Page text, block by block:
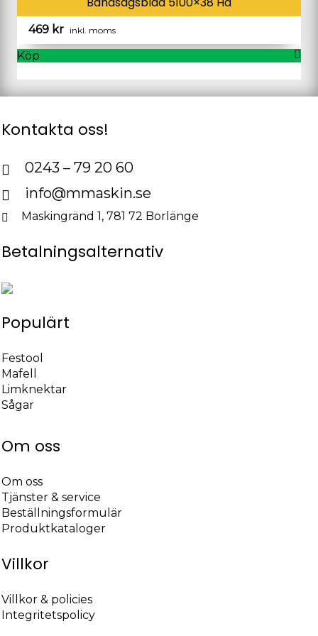
469 kr inkl. moms
Köp
Kontakta oss!
0243 – 79 20 60
info@mmaskin.se
Maskingränd 1, 781 72 Borlänge
Betalningsalternativ
Populärt
Festool
Mafell
Limknektar
Sågar
Om oss
Om oss
Tjänster & service
Beställningsformulär
Produktkataloger
Villkor
Villkor & policies
Integritetspolicy